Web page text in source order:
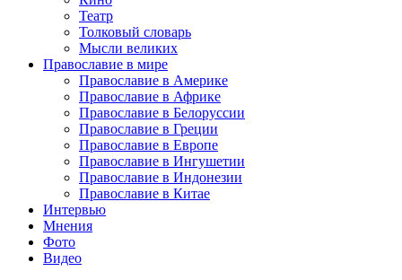
Театр
Толковый словарь
Мысли великих
Православие в мире
Православие в Америке
Православие в Африке
Православие в Белоруссии
Православие в Греции
Православие в Европе
Православие в Ингушетии
Православие в Индонезии
Православие в Китае
Интервью
Мнения
Фото
Видео